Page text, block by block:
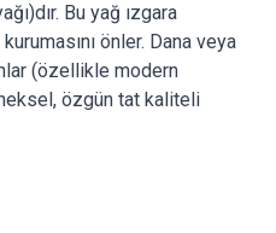
Bu yağ ızgara
önler. Dana veya
(özellikle modern
özgün tat kaliteli